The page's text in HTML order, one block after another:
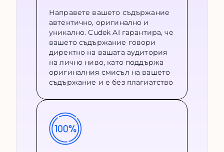
Направете вашето съдържание
автентично, оригинално и
уникално. Cudek AI гарантира, че
вашето съдържание говори
директно на вашата аудитория
на лично ниво, като поддържа
оригиналния смисъл на вашето
съдържание и е без плагиатство